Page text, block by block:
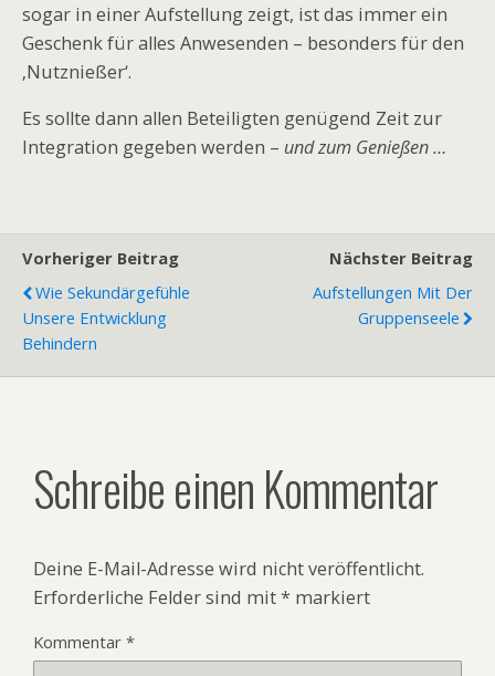
sogar in einer Aufstellung zeigt, ist das immer ein
Geschenk für alles Anwesenden – besonders für den
‚Nutznießer‘.
Es sollte dann allen Beteiligten genügend Zeit zur
Integration gegeben werden – und zum Genießen …
Vorheriger Beitrag
Wie Sekundärgefühle
Unsere Entwicklung
Behindern
Nächster Beitrag
Aufstellungen Mit Der
Gruppenseele
Schreibe einen Kommentar
Deine E-Mail-Adresse wird nicht veröffentlicht.
Erforderliche Felder sind mit* markiert
Kommentar *